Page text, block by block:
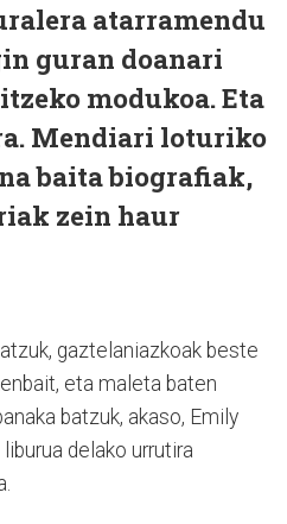
atarramendu
guran doanari
modukoa. Eta
Mendiari loturiko
baita biografiak,
zein haur
gaztelaniazkoak beste
eta maleta baten
batzuk, akaso, Emily
delako urrutira